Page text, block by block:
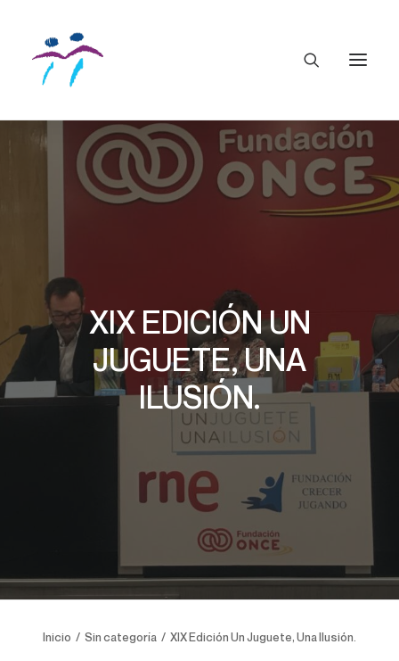
XIX EDICIÓN UN
JUGUETE, UNA
ILUSIÓN.
Inicio Sin categoría XIX Edición Un Juguete, Una Ilusión.